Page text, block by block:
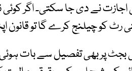
اجازت نے دی جا سکتی۔ اگر
رٹ کو چیلنج کرے گا تو قانون